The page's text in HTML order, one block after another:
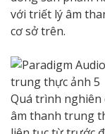
với triết lý âm
cơ sở trên.
Quá trình nghiên
âm thanh trung